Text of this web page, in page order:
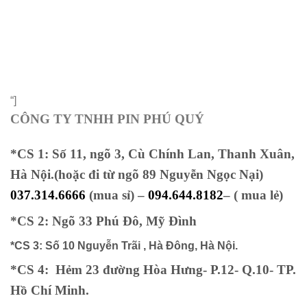
“]
CÔNG TY TNHH PIN PHÚ QUÝ
*CS 1: Số 11, ngõ 3, Cù Chính Lan, Thanh Xuân,
Hà Nội.(hoặc đi từ ngõ 89 Nguyễn Ngọc Nại)
037.314.6666 (mua sỉ) – 094.644.8182– ( mua lẻ)
*CS 2: Ngõ 33 Phú Đô, Mỹ Đình
*CS 3: Số 10 Nguyễn Trãi , Hà Đông, Hà Nội.
*CS 4: Hẻm 23 đường Hòa Hưng- P.12- Q.10- TP.
Hồ Chí Minh.